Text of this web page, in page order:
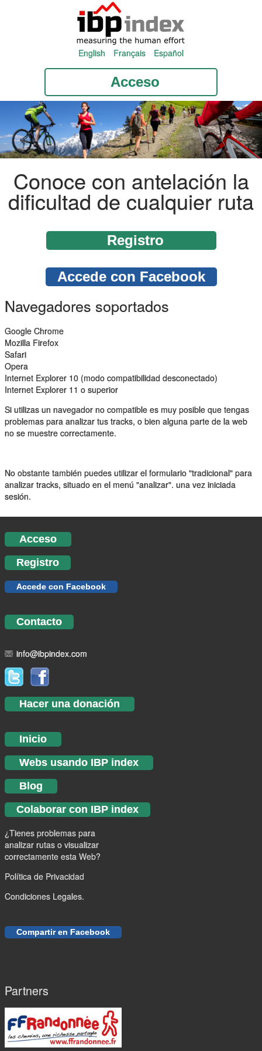
English Français Español
Acceso
Conoce con antelación la
dificultad de cualquier ruta
Registro
Accede con Facebook
Navegadores soportados
Google Chrome
Mozilla Firefox
Safari
Opera
Internet Explorer 10 (modo compatibilidad desconectado)
Internet Explorer 11 o superior
Si utilizas un navegador no compatible es muy posible que tengas
problemas para analizar tus tracks, o bien alguna parte de la web
no se muestre correctamente.
No obstante también puedes utilizar el formulario "tradicional" para
analizar tracks, situado en el menú "analizar". una vez iniciada
sesión.
Acceso
Registro
Accede con Facebook
Contacto
info@ibpindex.com
Hacer una donación
Inicio
Webs usando IBP index
Blog
Colaborar con IBP index
¿Tienes problemas para
analizar rutas o visualizar
correctamente esta Web?
Política de Privacidad
Condiciones Legales.
Compartir en Facebook
Partners